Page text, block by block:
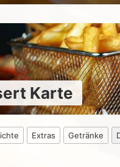
Karte
Extras Getränke